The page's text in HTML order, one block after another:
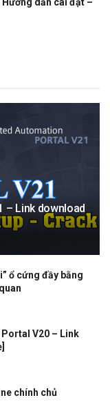
– Link download
ổ cứng đầy bằng
V20 – Link
chính chủ